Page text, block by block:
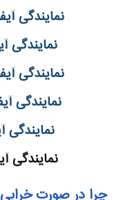
نمایندگی
نمایندگی
نمایندگی
نمایندگی
نمایندگی
نمایندگی
چرا در صورت